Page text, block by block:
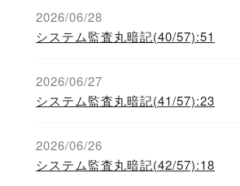
2026/06/28
システム監査丸暗記(40/57):51
2026/06/27
システム監査丸暗記(41/57):23
2026/06/26
システム監査丸暗記(42/57):18